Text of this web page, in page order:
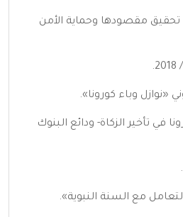
تحقيق مقصودها وحماية الأمن
في تأخير الزكاة- ودائع البنوك